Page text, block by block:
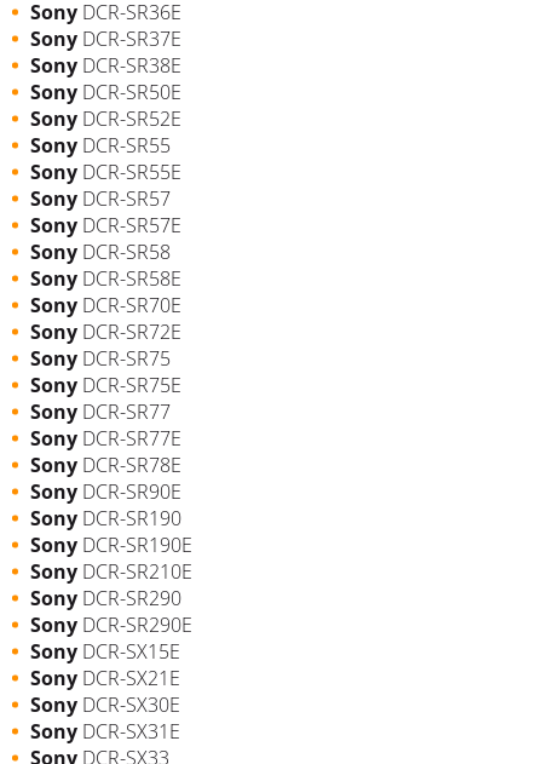
Sony DCR-SR36E
Sony DCR-SR37E
Sony DCR-SR38E
Sony DCR-SR50E
Sony DCR-SR52E
Sony DCR-SR55
Sony DCR-SR55E
Sony DCR-SR57
Sony DCR-SR57E
Sony DCR-SR58
Sony DCR-SR58E
Sony DCR-SR70E
Sony DCR-SR72E
Sony DCR-SR75
Sony DCR-SR75E
Sony DCR-SR77
Sony DCR-SR77E
Sony DCR-SR78E
Sony DCR-SR90E
Sony DCR-SR190
Sony DCR-SR190E
Sony DCR-SR210E
Sony DCR-SR290
Sony DCR-SR290E
Sony DCR-SX15E
Sony DCR-SX21E
Sony DCR-SX30E
Sony DCR-SX31E
Sony DCR-SX33